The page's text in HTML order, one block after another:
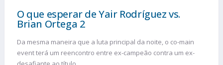
O que esperar de Yair Rodríguez vs.
Brian Ortega 2
Da mesma maneira que a luta principal da noite, o co-main
event terá um reencontro entre ex-campeão contra um ex-